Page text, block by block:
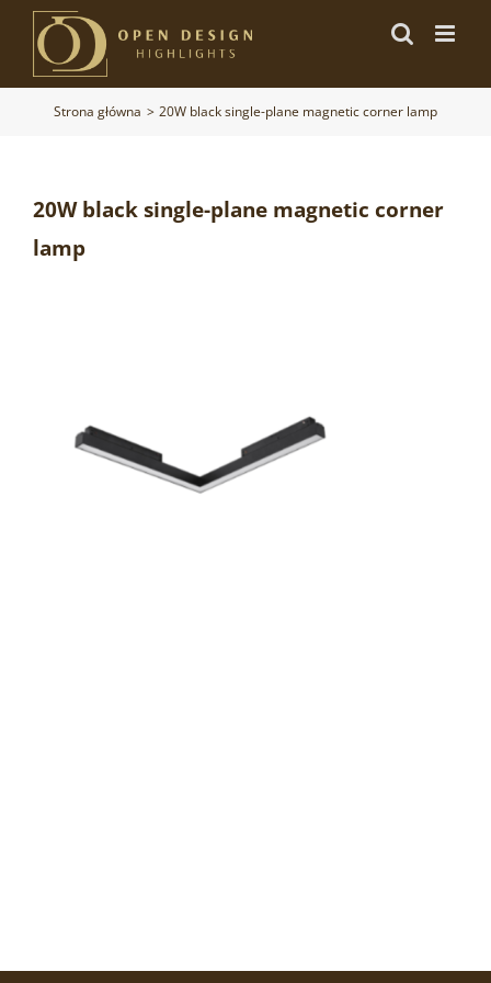
Przejdź
zawartości
Strona główna 20W black single-plane magnetic corner lamp
20W black single-plane magnetic corner
lamp